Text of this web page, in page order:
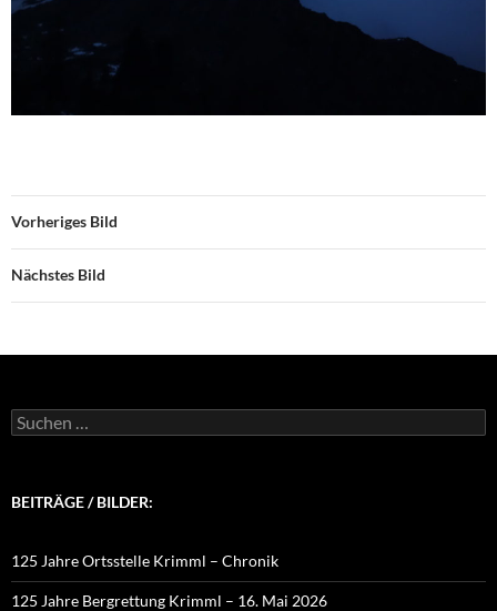
Vorheriges Bild
Nächstes Bild
Suchen
nach:
BEITRÄGE / BILDER:
125 Jahre Ortsstelle Krimml – Chronik
125 Jahre Bergrettung Krimml – 16. Mai 2026